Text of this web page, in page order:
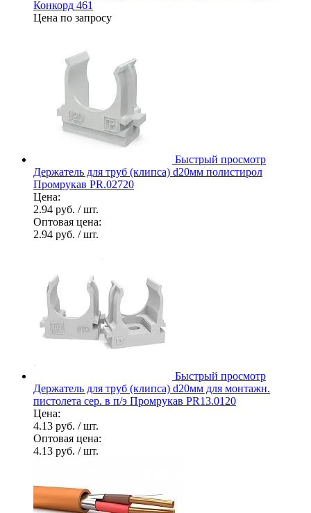
Конкорд 461
Цена по запросу
Быстрый просмотр
Держатель для труб (клипса) d20мм полистирол
Промрукав PR.02720
Цена:
2.94 руб. / шт.
Оптовая цена:
2.94 руб. / шт.
Быстрый просмотр
Держатель для труб (клипса) d20мм для монтажн.
пистолета сер. в п/э Промрукав PR13.0120
Цена:
4.13 руб. / шт.
Оптовая цена:
4.13 руб. / шт.